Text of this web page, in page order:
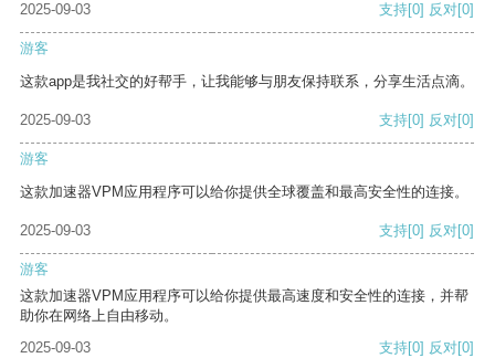
2025-09-03
支持[0] 反对[0]
游客
这款app是我社交的好帮手，让我能够与朋友保持联系，分享生活点滴。
2025-09-03 支持[0] 反对[0]
游客
这款加速器VPM应用程序可以给你提供全球覆盖和最高安全性的连接。
2025-09-03 支持[0] 反对[0]
游客
这款加速器VPM应用程序可以给你提供最高速度和安全性的连接，并帮
助你在网络上自由移动。
2025-09-03
支持[0] 反对[0]